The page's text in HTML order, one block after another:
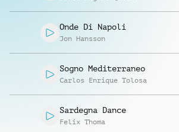
Onde Di Napoli
Jon Hansson
Sogno Mediterraneo
Carlos Enrique Tolosa
Sardegna Dance
Felix Thoma